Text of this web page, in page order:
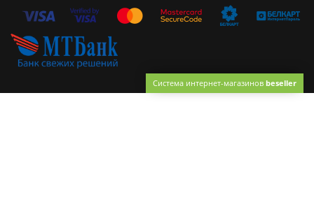
Система интернет-магазинов beseller